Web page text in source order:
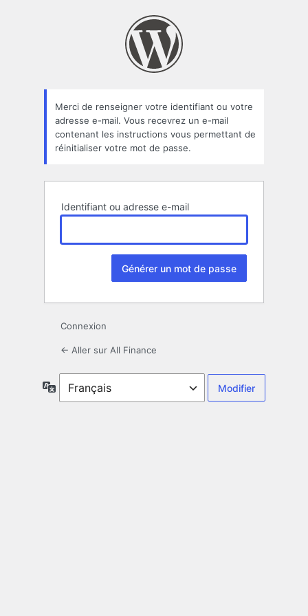
oublié
Merci de renseigner votre identifiant ou votre
adresse e-mail. Vous recevrez un e-mail
contenant les instructions vous permettant de
réinitialiser votre mot de passe.
Identifiant ou adresse e-mail
Connexion
← Aller sur All Finance
Langue